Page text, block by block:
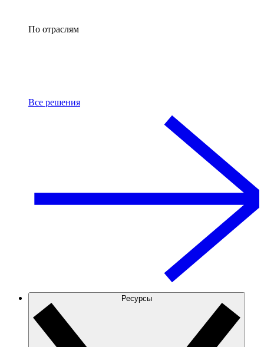
По отраслям
Все решения
Ресурсы